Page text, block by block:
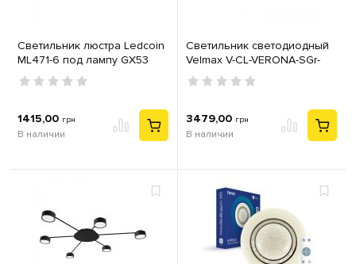
Светильник люстра Ledcoin
ML471-6 под лампу GX53
металл белый
1415,00 грн
В наличии
Светильник светодиодный
Velmax V-CL-VERONA-SGr-
50S 50W 3000K-6500K
3000Lm пульт ДУ серый
3479,00 грн
В наличии